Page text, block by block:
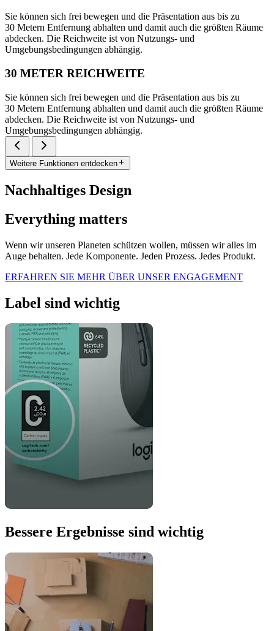
Sie können sich frei bewegen und die Präsentation aus bis zu
30 Metern Entfernung abhalten und damit auch die größten Räume
abdecken. Die Reichweite ist von Nutzungs- und
Umgebungsbedingungen abhängig.
30 METER REICHWEITE
Sie können sich frei bewegen und die Präsentation aus bis zu
30 Metern Entfernung abhalten und damit auch die größten Räume
abdecken. Die Reichweite ist von Nutzungs- und
Umgebungsbedingungen abhängig.
Weitere Funktionen entdecken
Nachhaltiges Design
Everything matters
Wenn wir unseren Planeten schützen wollen, müssen wir alles im
Auge behalten. Jede Komponente. Jeden Prozess. Jedes Produkt.
ERFAHREN SIE MEHR ÜBER UNSER ENGAGEMENT
Label sind wichtig
Bessere Ergebnisse sind wichtig